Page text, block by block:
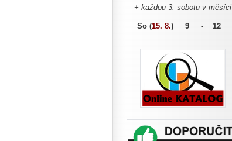
+ každou 3. sobotu v měsíci
So (15. 8.) 9 - 12